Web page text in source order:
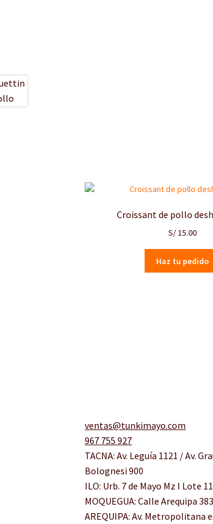
Croissant de pollo
S/15.00
Haz tu pedido
ventas@tunkimayo.com
967 755 927
TACNA: Av. Leguía 1121 / Av.
Bolognesi 900
ILO: Urb. 7 de Mayo Mz I Lote
MOQUEGUA: Calle Arequipa 383
AREQUIPA: Av. Metropolitana